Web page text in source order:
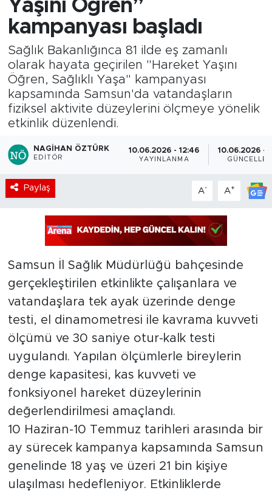
Yaşını Öğren”
kampanyası başladı
Sağlık Bakanlığınca 81 ilde eş zamanlı
olarak hayata geçirilen "Hareket Yaşını
Öğren, Sağlıklı Yaşa" kampanyası
kapsamında Samsun'da vatandaşların
fiziksel aktivite düzeylerini ölçmeye yönelik
etkinlik düzenlendi.
NAGIHAN ÖZTÜRK
EDITÖR
10.06.2026 - 12:46
YAYINLANMA
10.06.2026 -
Paylaş A- A+
Samsun İl Sağlık Müdürlüğü bahçesinde
gerçekleştirilen etkinlikte çalışanlara ve
vatandaşlara tek ayak üzerinde denge
testi, el dinamometresi ile kavrama kuvveti
ölçümü ve 30 saniye otur-kalk testi
uygulandı. Yapılan ölçümlerle bireylerin
denge kapasitesi, kas kuvveti ve
fonksiyonel hareket düzeylerinin
değerlendirilmesi amaçlandı.
10 Haziran-10 Temmuz tarihleri arasında bir
ay sürecek kampanya kapsamında Samsun
genelinde 18 yaş ve üzeri 21 bin kişiye
ulaşılması hedefleniyor. Etkinliklerde
Haber Arşivi